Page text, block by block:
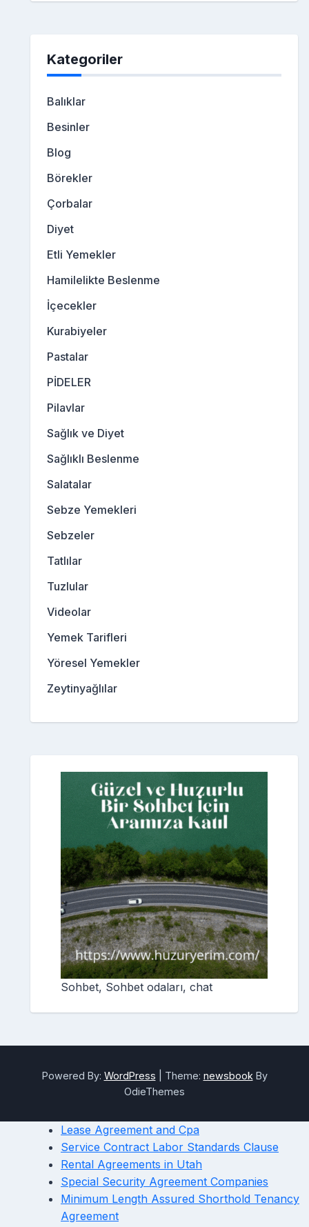
Kategoriler
Balıklar
Besinler
Blog
Börekler
Çorbalar
Diyet
Etli Yemekler
Hamilelikte Beslenme
İçecekler
Kurabiyeler
Pastalar
PİDELER
Pilavlar
Sağlık ve Diyet
Sağlıklı Beslenme
Salatalar
Sebze Yemekleri
Sebzeler
Tatlılar
Tuzlular
Videolar
Yemek Tarifleri
Yöresel Yemekler
Zeytinyağlılar
Sohbet, Sohbet odaları, chat
Powered By: WordPress Theme: newsbook By
OdieThemes
Lease Agreement and Cpa
Service Contract Labor Standards Clause
Rental Agreements in Utah
Special Security Agreement Companies
Minimum Length Assured Shorthold Tenancy
Agreement